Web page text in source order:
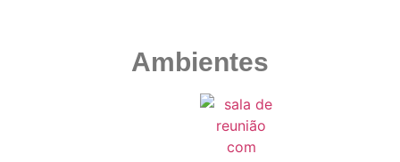
Ambientes